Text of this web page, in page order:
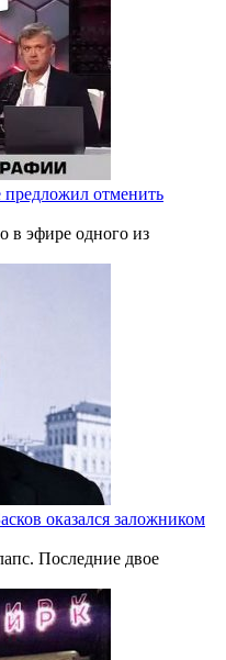
отменить
в эфире одного из
оказался заложником
Последние двое